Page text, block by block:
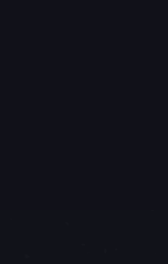
สลัด